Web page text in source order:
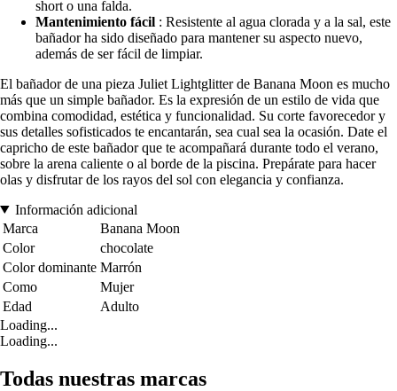
short o una falda.
Mantenimiento fácil : Resistente al agua clorada y a la sal, este
bañador ha sido diseñado para mantener su aspecto nuevo,
además de ser fácil de limpiar.
El bañador de una pieza Juliet Lightglitter de Banana Moon es mucho
más que un simple bañador. Es la expresión de un estilo de vida que
combina comodidad, estética y funcionalidad. Su corte favorecedor y
sus detalles sofisticados te encantarán, sea cual sea la ocasión. Date el
capricho de este bañador que te acompañará durante todo el verano,
sobre la arena caliente o al borde de la piscina. Prepárate para hacer
olas y disfrutar de los rayos del sol con elegancia y confianza.
Información adicional
Marca
Banana Moon
Color
chocolate
Color dominante Marrón
Como
Mujer
Edad
Adulto
Loading...
Loading...
Todas nuestras marcas